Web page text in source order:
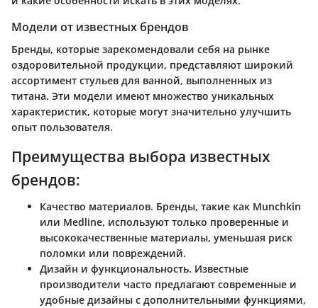
Модели от известных брендов
Бренды, которые зарекомендовали себя на рынке
оздоровительной продукции, представляют широкий
ассортимент стульев для ванной, выполненных из
титана. Эти модели имеют множество уникальных
характеристик, которые могут значительно улучшить
опыт пользователя.
Преимущества выбора известных
брендов:
Качество материалов. Бренды, такие как Munchkin
или Medline, используют только проверенные и
высококачественные материалы, уменьшая риск
поломки или повреждений.
Дизайн и функциональность. Известные
производители часто предлагают современные и
удобные дизайны с дополнительными функциями,